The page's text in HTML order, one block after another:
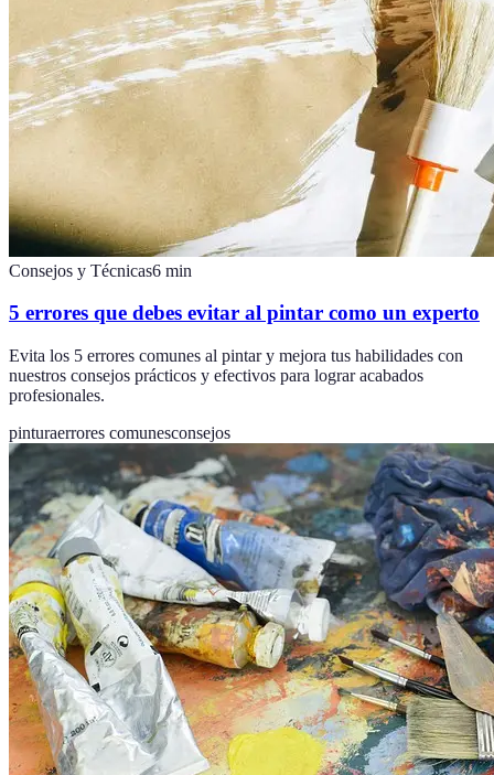
Consejos y Técnicas6 min
5 errores que debes evitar al pintar como un experto
Evita los 5 errores comunes al pintar y mejora tus habilidades con
nuestros consejos prácticos y efectivos para lograr acabados
profesionales.
pinturaerrores comunesconsejos